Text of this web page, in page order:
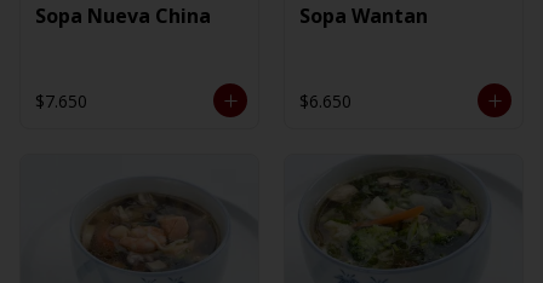
Sopa Nueva China
$7.650
Sopa Wantan
$6.650